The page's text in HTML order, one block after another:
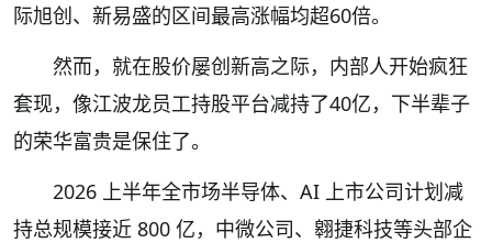
际旭创、新易盛的区间最高涨幅均超60倍。
然而，就在股价屡创新高之际，内部人开始疯狂
套现，像江波龙员工持股平台减持了40亿，下半辈子
的荣华富贵是保住了。
2026 上半年全市场半导体、AI 上市公司计划减
持总规模接近 800 亿，中微公司、翱捷科技等头部企